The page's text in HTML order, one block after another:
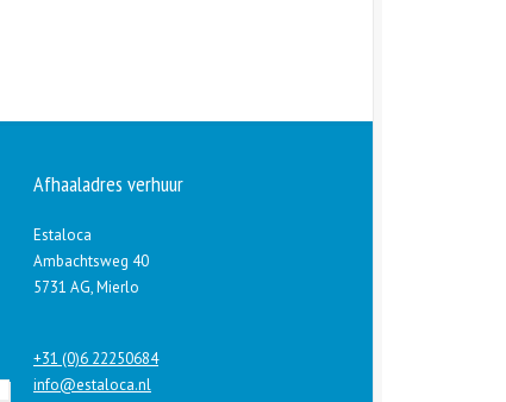
Afhaaladres verhuur
Estaloca
Ambachtsweg 40
5731 AG, Mierlo
+31 (0)6 22250684
info@estaloca.nl